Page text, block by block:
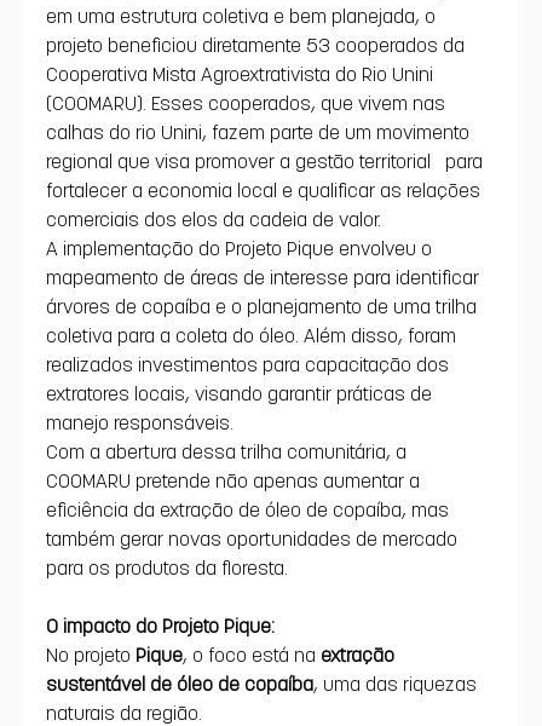
em uma estrutura coletiva e bem planejada, o
projeto beneficiou diretamente 53 cooperados da
Cooperativa Mista Agroextrativista do Rio Unini
(COOMARU). Esses cooperados, que vivem nas
calhas do rio Unini, fazem parte de um movimento
regional que visa promover a gestão territorial  para
fortalecer a economia local e qualificar as relações
comerciais dos elos da cadeia de valor.
A implementação do Projeto Pique envolveu o
mapeamento de áreas de interesse para identificar
árvores de copaíba e o planejamento de uma trilha
coletiva para a coleta do óleo. Além disso, foram
realizados investimentos para capacitação dos
extratores locais, visando garantir práticas de
manejo responsáveis.
Com a abertura dessa trilha comunitária, a
COOMARU pretende não apenas aumentar a
eficiência da extração de óleo de copaíba, mas
também gerar novas oportunidades de mercado
para os produtos da floresta.
O impacto do Projeto Pique:
No projeto Pique, o foco está na extração
sustentável de óleo de copaíba, uma das riquezas
naturais da região.